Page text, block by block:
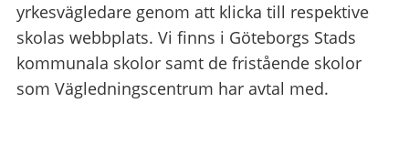
yrkesvägledare genom att klicka till respektive
skolas webbplats. Vi finns i Göteborgs Stads
kommunala skolor samt de fristående skolor
som Vägledningscentrum har avtal med.